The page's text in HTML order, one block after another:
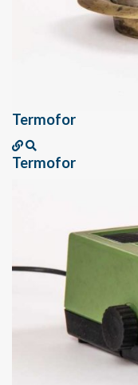
Termofor
Termofor